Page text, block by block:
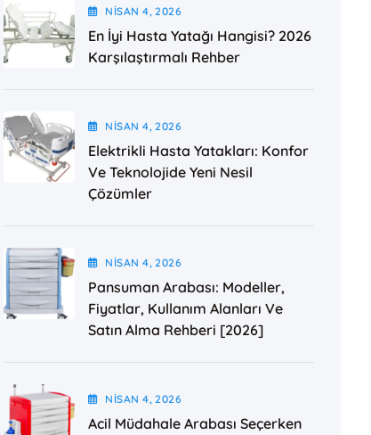
NISAN4, 2026
En İyi Hasta Yatağı Hangisi? 2026
Karşılaştırmalı Rehber
NISAN4, 2026
Elektrikli Hasta Yatakları: Konfor
Ve Teknolojide Yeni Nesil
Çözümler
NISAN4, 2026
Pansuman Arabası: Modeller,
Fiyatlar, Kullanım Alanları Ve
Satın Alma Rehberi [2026]
NISAN4, 2026
Acil Müdahale Arabası Seçerken